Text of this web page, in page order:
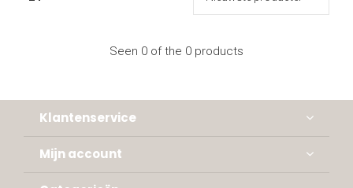
Seen 0 of the 0 products
Klantenservice
Mijn account